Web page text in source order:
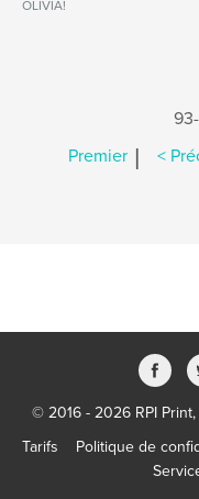
OLIVIA!
Premier | <
© 2016 - 2026 RPI Print,
Tarifs
Politique de